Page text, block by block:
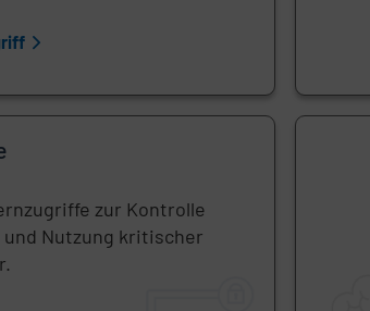
zur Kontrolle
Nutzung kritischer